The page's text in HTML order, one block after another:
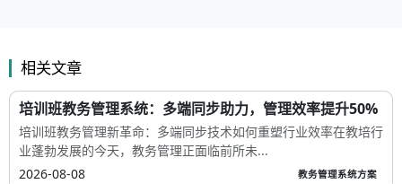
相关文章
培训班教务管理系统：多端同步助力，管理效率提升50%
培训班教务管理新革命：多端同步技术如何重塑行业效率在教培行
业蓬勃发展的今天，教务管理正面临前所未...
2026-08-08
教务管理系统方案